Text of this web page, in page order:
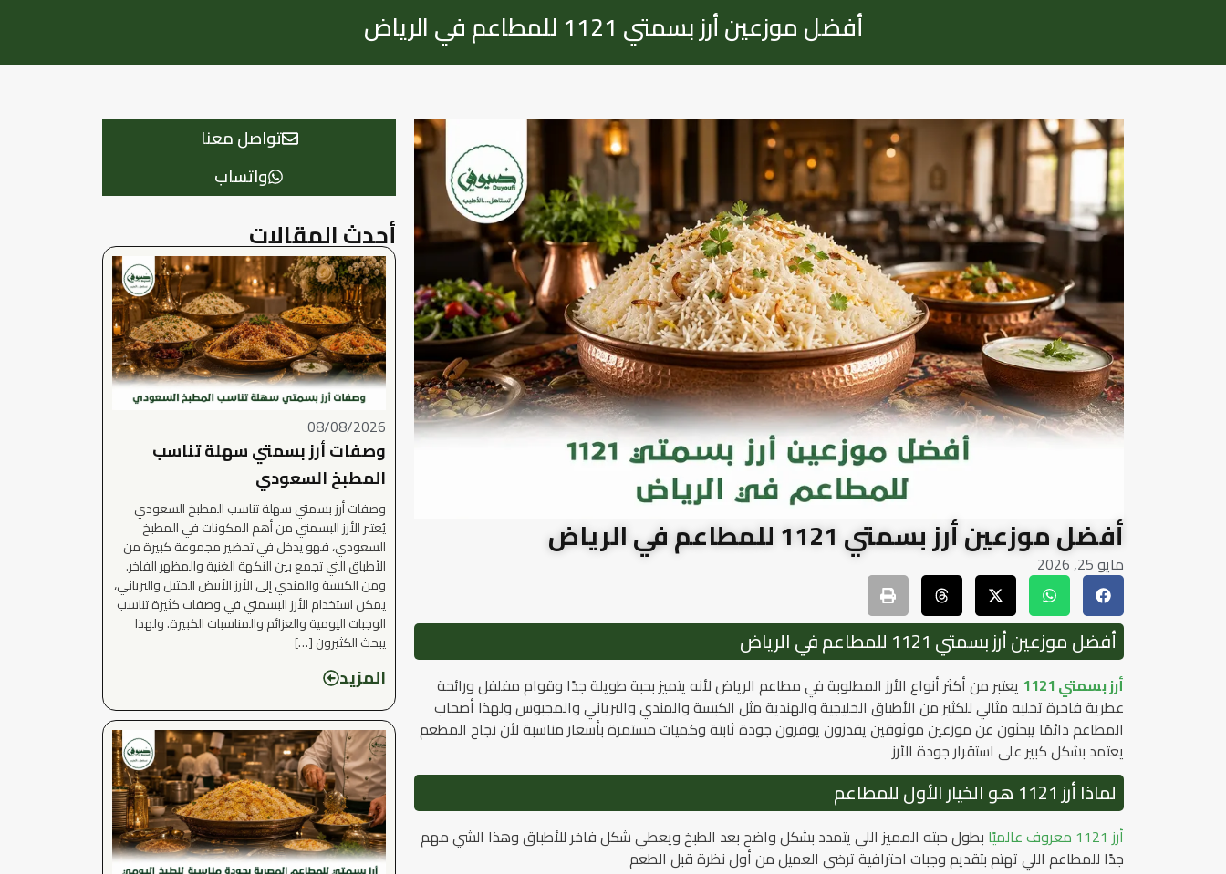
أفضل موزعين أرز بسمتي 1121 للمطاعم في الرياض
تواصل معنا
واتساب
أحدث المقالات
08/08/2026
وصفات أرز بسمتي سهلة تناسب
المطبخ السعودي
وصفات أرز بسمتي سهلة تناسب المطبخ السعودي
يُعتبر الأرز البسمتي من أهم المكونات في المطبخ
السعودي، فهو يدخل في تحضير مجموعة كبيرة من
الأطباق التي تجمع بين النكهة الغنية والمظهر الفاخر.
ومن الكبسة والمندي إلى الأرز الأبيض المتبل والبرياني،
يمكن استخدام الأرز البسمتي في وصفات كثيرة تناسب
الوجبات اليومية والعزائم والمناسبات الكبيرة. ولهذا
يبحث الكثيرون […]
المزيد
أفضل موزعين أرز بسمتي 1121 للمطاعم في الرياض
مايو 25, 2026
أفضل موزعين أرز بسمتي 1121 للمطاعم في الرياض
أرز بسمتي 1121
يعتبر من أكثر أنواع الأرز المطلوبة في مطاعم الرياض لأنه يتميز بحبة طويلة جدًا وقوام مفلفل ورائحة
عطرية فاخرة تخليه مثالي للكثير من الأطباق الخليجية والهندية مثل الكبسة والمندي والبرياني والمجبوس ولهذا أصحاب
المطاعم دائمًا يبحثون عن موزعين موثوقين يقدرون يوفرون جودة ثابتة وكميات مستمرة بأسعار مناسبة لأن نجاح المطعم
يعتمد بشكل كبير على استقرار جودة الأرز
لماذا أرز 1121 هو الخيار الأول للمطاعم
أرز 1121 معروف عالميًا
بطول حبته المميز اللي يتمدد بشكل واضح بعد الطبخ ويعطي شكل فاخر للأطباق وهذا الشي مهم
جدًا للمطاعم اللي تهتم بتقديم وجبات احترافية ترضي العميل من أول نظرة قبل الطعم